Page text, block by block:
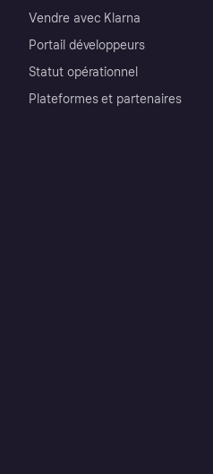
Vendre avec Klarna
Portail développeurs
Statut opérationnel
Plateformes et partenaires